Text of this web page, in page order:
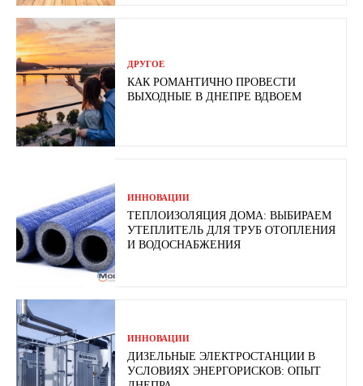
ДРУГОЕ
КАК РОМАНТИЧНО ПРОВЕСТИ
ВЫХОДНЫЕ В ДНЕПРЕ ВДВОЕМ
ИННОВАЦИИ
ТЕПЛОИЗОЛЯЦИЯ ДОМА: ВЫБИРАЕМ
УТЕПЛИТЕЛЬ ДЛЯ ТРУБ ОТОПЛЕНИЯ
И ВОДОСНАБЖЕНИЯ
ИННОВАЦИИ
ДИЗЕЛЬНЫЕ ЭЛЕКТРОСТАНЦИИ В
УСЛОВИЯХ ЭНЕРГОРИСКОВ: ОПЫТ